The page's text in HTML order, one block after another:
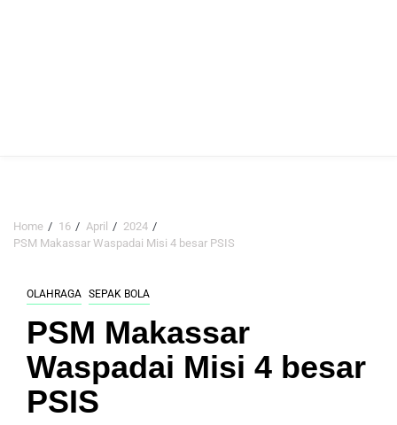
Home 16 April
2024
PSM Makassar Waspadai Misi 4 besar PSIS
OLAHRAGA SEPAK BOLA
PSM Makassar
Waspadai Misi 4 besar
PSIS